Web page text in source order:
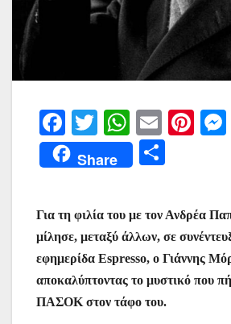
F
a
c
b
o
o
k
T
w
itt
W
h
at
A
p
p
E
m
ai
Pi
st
Share
ρ
α
σ
τε
ίτ
Για τη φιλία του με τον Ανδρέα
μίλησε, μεταξύ άλλων, σε
εφημερίδα Espresso, ο Γιάννης
αποκαλύπτοντας το μυστικό που
ΠΑΣΟΚ στον τάφο του.